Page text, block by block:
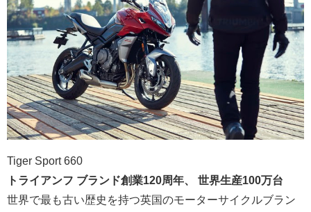
Tiger Sport 660
トライアンフ ブランド創業120周年、 世界生産100万台
世界で最も古い歴史を持つ英国のモーターサイクルブラン